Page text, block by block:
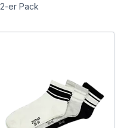
2-er Pack